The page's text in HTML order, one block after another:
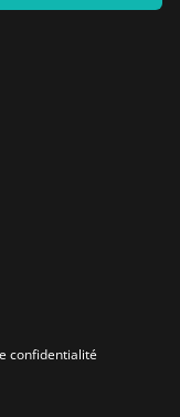
confidentialité